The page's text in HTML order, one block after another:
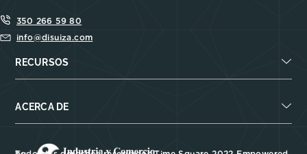
350 266 59 80
info@disuiza.com
RECURSOS
ACERCA DE